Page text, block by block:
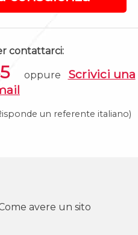
contattarci:
oppure Scrivici una
un referente italiano)
avere un sito